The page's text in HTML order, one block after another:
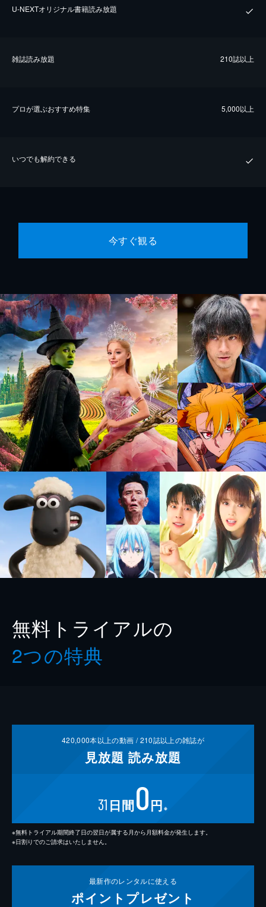
U-NEXTオリジナル書籍読み放題
雑誌読み放題 210誌以上
プロが選ぶおすすめ特集 5,000以上
いつでも解約できる
今すぐ観る
無料トライアルの
2つの特典
420,000本以上の動画 /210誌以上の雑誌が
見放題 読み放題
31 日間0円 ※
※無料トライアル期間終了日の翌日が属する月から月額料金が発生します。
※日割りでのご請求はいたしません。
最新作のレンタルに使える
ポイント プレゼント